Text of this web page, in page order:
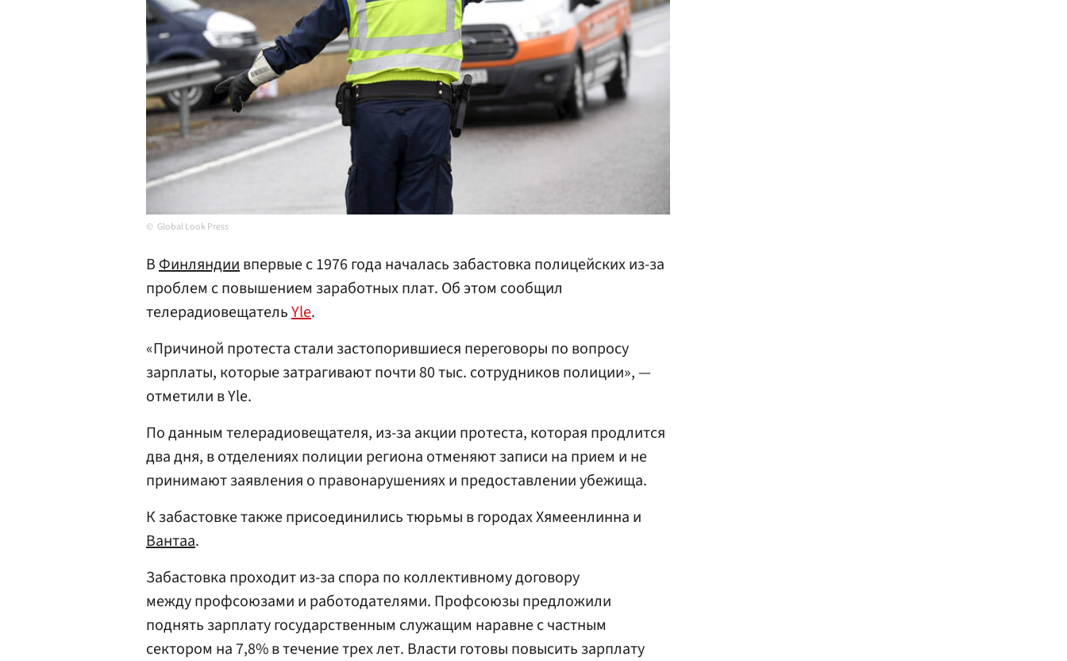
Global Look Press
ВФинляндиивпервые с 1976 года началась забастовка полицейских из-за
проблем с повышением заработных плат. Об этом сообщил
телерадиовещательYle.
«Причиной протеста стали застопорившиеся переговоры по вопросу
зарплаты, которые затрагивают почти 80 тыс. сотрудников полиции», —
отметили в Yle.
По данным телерадиовещателя, из-за акции протеста, которая продлится
два дня, в отделениях полиции региона отменяют записи на прием и не
принимают заявления о правонарушениях и предоставлении убежища.
К забастовке также присоединились тюрьмы в городах Хямеенлинна и
Вантаа.
Забастовка проходит из-за спора по коллективному договору
между профсоюзами и работодателями. Профсоюзы предложили
поднять зарплату государственным служащим наравне с частным
сектором на 7,8% в течение трех лет. Власти готовы повысить зарплату